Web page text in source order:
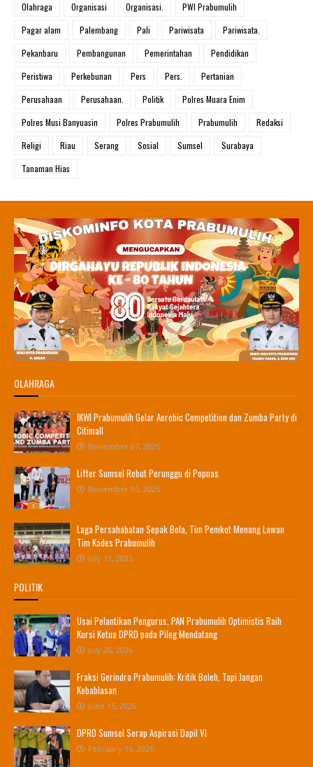
Olahraga
Organisasi Organisasi.
PWI Prabumulih
Pagar alam
Palembang Pali Pariwisata
Pariwisata.
Pekanbaru
Pembangunan Pemerintahan
Pendidikan
Peristiwa
Perkebunan Pers Pers.
Pertanian
Perusahaan
Perusahaan. Politik
Polres Muara Enim
Polres Musi Banyuasin
Polres Prabumulih Prabumulih
Redaksi
Religi
Riau Serang Sosial Sumsel
Surabaya
Tanaman Hias
OLAHRAGA
IKWI Prabumulih Gelar Aerobic Competition dan Zumba Party di
Citimall
November 07, 2025
Lifter Sumsel Rebut Perunggu di Popnas
November 05, 2025
Laga Persahabatan Sepak Bola, Tim Pemkot Menang Lawan
Tim Kades Prabumulih
July 13, 2025
POLITIK
Usai Pelantikan Pengurus, PAN Prabumulih Optimistis Raih
Kursi Ketua DPRD pada Pileg Mendatang
July 26, 2026
Fraksi Gerindra Prabumulih: Kritik Boleh, Tapi Jangan
Kebablasan
June 15, 2026
DPRD Sumsel Serap Aspirasi Dapil VI
February 16, 2026